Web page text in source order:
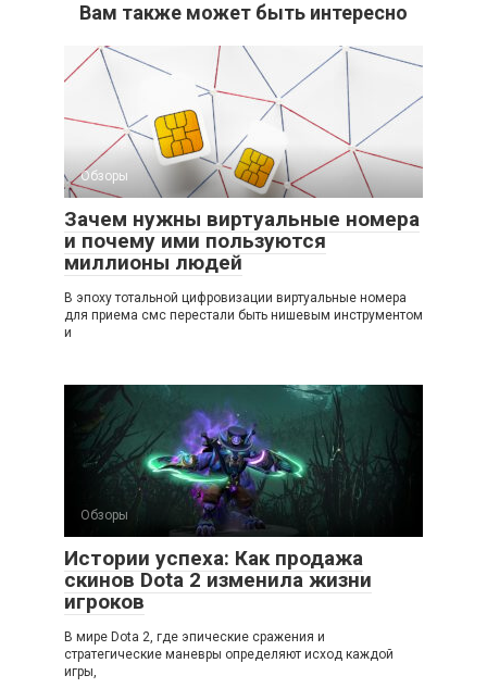
Вам также может быть интересно
Обзоры
Зачем нужны виртуальные номера
и почему ими пользуются
миллионы людей
В эпоху тотальной цифровизации виртуальные номера
для приема смс перестали быть нишевым инструментом
и
Обзоры
Истории успеха: Как продажа
скинов Dota 2 изменила жизни
игроков
В мире Dota 2, где эпические сражения и
стратегические маневры определяют исход каждой
игры,